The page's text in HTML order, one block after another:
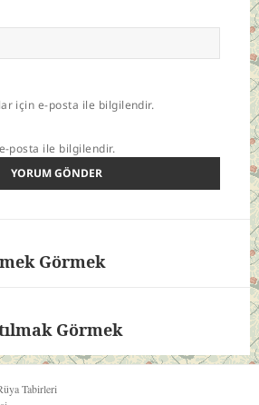
için e-posta ile bilgilendir.
posta ile bilgilendir.
Görmek
Görmek
Tabirleri